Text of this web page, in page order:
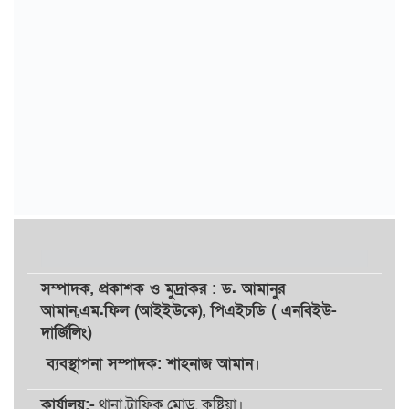
সম্পাদক, প্রকাশকওমুদ্রাকর: ড. আমানুর
আমান,এম.ফিল (আইইউকে), পিএইচডি ( এনবিইউ-
দার্জিলিং)
ব্যবস্থাপনা সম্পাদক: শাহনাজ আমান।